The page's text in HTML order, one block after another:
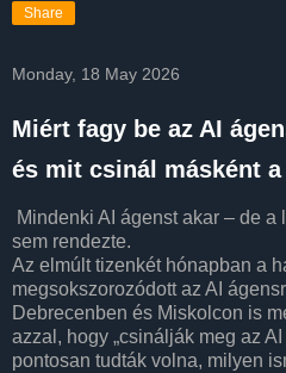
Share
Monday, 18 May 2026
Miért fagy be az AI
és mit csinál másként a
Mindenki AI ágenst akar – de
sem rendezte.
Az elmúlt tizenkét hónapban a
megsokszorozódott az AI
Debrecenben és Miskolcon is
azzal, hogy „csinálják meg az
pontosan tudták volna, milyen